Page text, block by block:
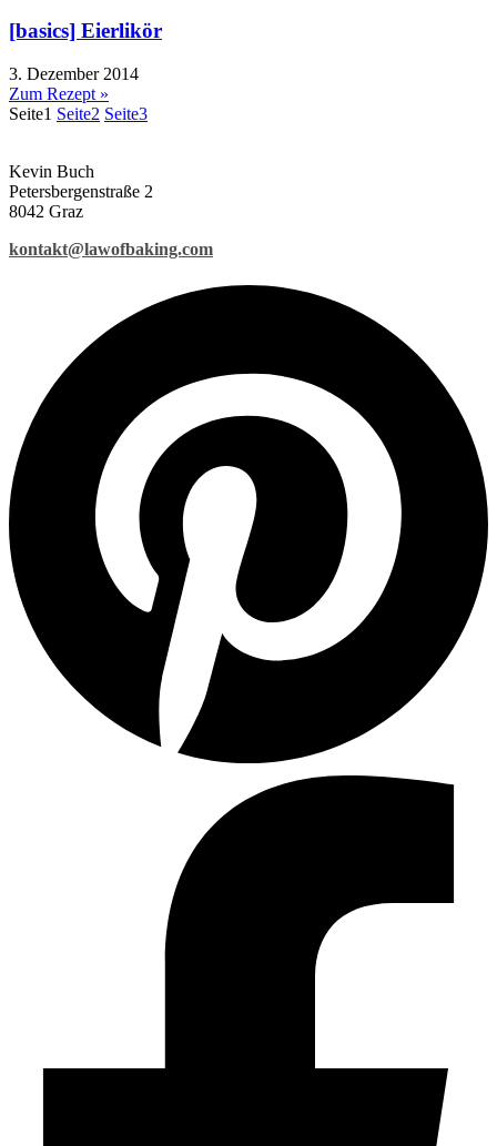
[basics] Eierlikör
3. Dezember 2014
Zum Rezept »
Seite1 Seite2 Seite3
Kevin Buch
Petersbergenstraße 2
8042 Graz
kontakt@lawofbaking.com